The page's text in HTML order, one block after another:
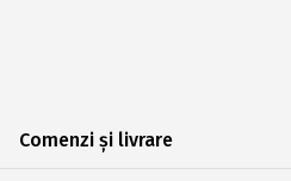
Comenzi și livrare